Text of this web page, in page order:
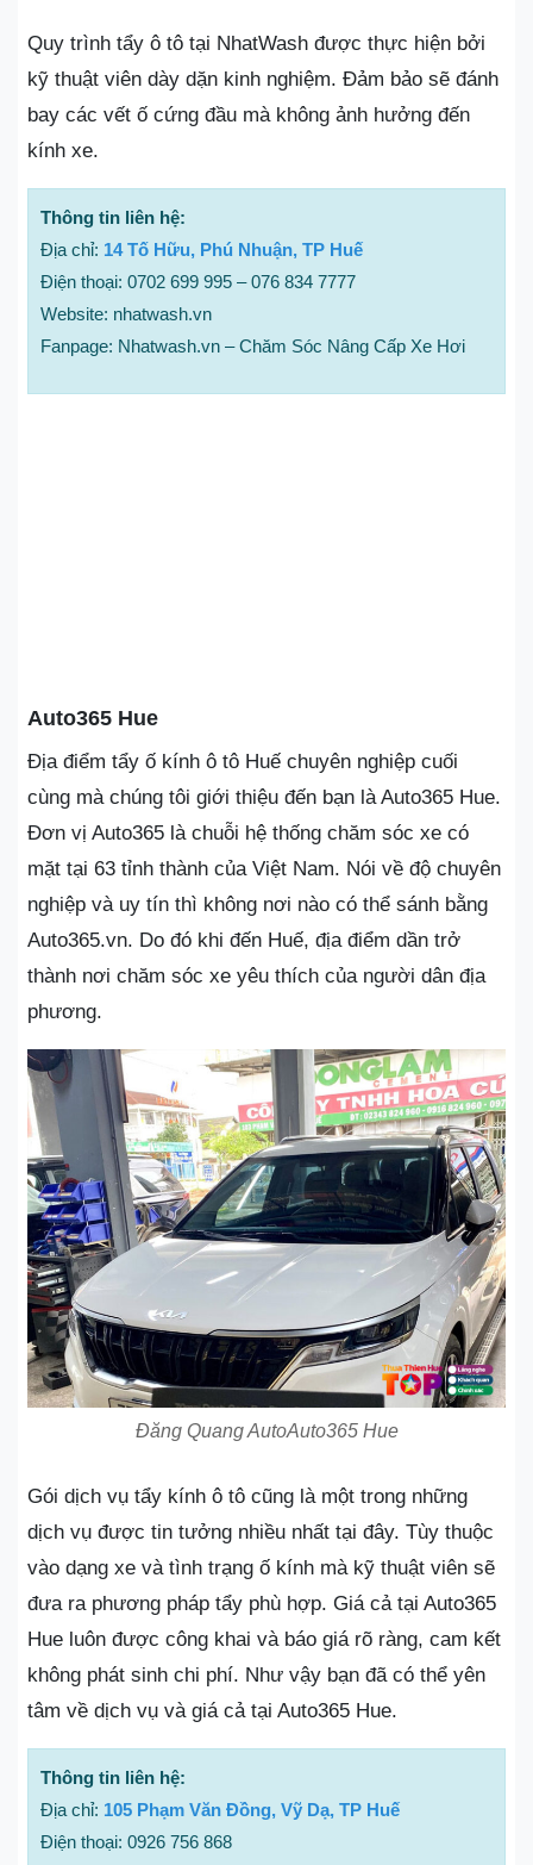
Quy trình tẩy ô tô tại NhatWash được thực hiện bởi
kỹ thuật viên dày dặn kinh nghiệm. Đảm bảo sẽ đánh
bay các vết ố cứng đầu mà không ảnh hưởng đến
kính xe.
Thông tin liên hệ:
Địa chỉ: 14 Tố Hữu, Phú Nhuận, TP Huế
Điện thoại: 0702 699 995 – 076 834 7777
Website: nhatwash.vn
Fanpage: Nhatwash.vn – Chăm Sóc Nâng Cấp Xe Hơi
Auto365 Hue
Địa điểm tẩy ố kính ô tô Huế chuyên nghiệp cuối
cùng mà chúng tôi giới thiệu đến bạn là Auto365 Hue.
Đơn vị Auto365 là chuỗi hệ thống chăm sóc xe có
mặt tại 63 tỉnh thành của Việt Nam. Nói về độ chuyên
nghiệp và uy tín thì không nơi nào có thể sánh bằng
Auto365.vn. Do đó khi đến Huế, địa điểm dần trở
thành nơi chăm sóc xe yêu thích của người dân địa
phương.
Đăng Quang AutoAuto365 Hue
Gói dịch vụ tẩy kính ô tô cũng là một trong những
dịch vụ được tin tưởng nhiều nhất tại đây. Tùy thuộc
vào dạng xe và tình trạng ố kính mà kỹ thuật viên sẽ
đưa ra phương pháp tẩy phù hợp. Giá cả tại Auto365
Hue luôn được công khai và báo giá rõ ràng, cam kết
không phát sinh chi phí. Như vậy bạn đã có thể yên
tâm về dịch vụ và giá cả tại Auto365 Hue.
Thông tin liên hệ:
Địa chỉ: 105 Phạm Văn Đồng, Vỹ Dạ, TP Huế
Điện thoại: 0926 756 868